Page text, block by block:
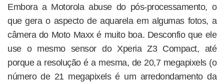
Embora a Motorola abuse do pós-processamento, o
que gera o aspecto de aquarela em algumas fotos, a
câmera do Moto Maxx é muito boa. Desconfio que ele
use o mesmo sensor do Xperia Z3 Compact, até
porque a resolução é a mesma, de 20,7 megapixels (o
número de 21 megapixels é um arredondamento da